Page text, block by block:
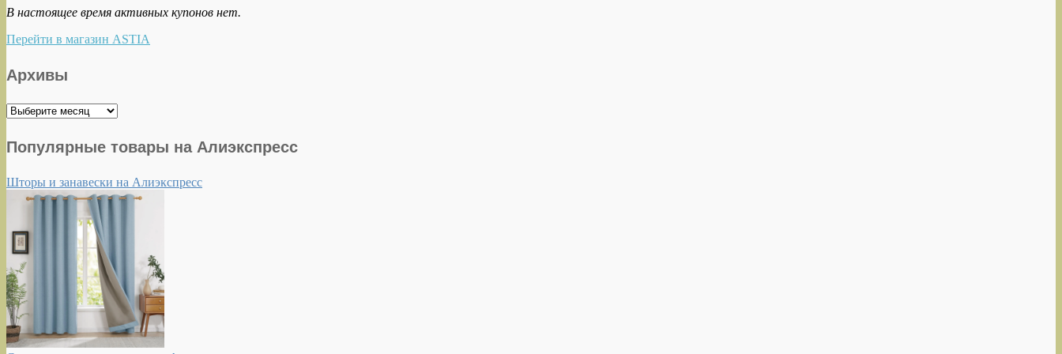
В настоящее время активных купонов нет.
Перейти в магазин ASTIA
Архивы
Архивы
Популярные товары на Алиэкспресс
Шторы и занавески на Алиэкспресс